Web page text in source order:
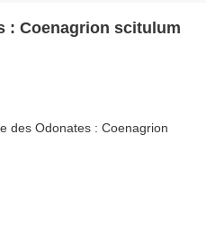
: Coenagrion scitulum